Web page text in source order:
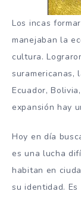
Los incas
manejaban la
cultura.
suramericanas,
Ecuador,
expansión hay
Hoy en día
es una lucha
habitan en
su identidad.